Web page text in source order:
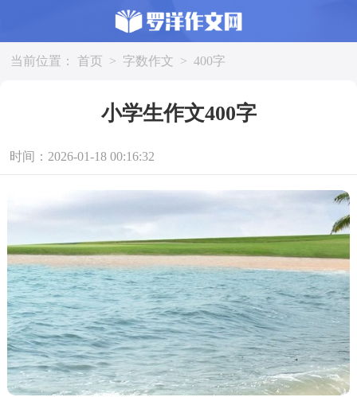
当前位置： 首页 > 字数作文 > 400字
小学生作文400字
时间：2026-01-18 00:16:32